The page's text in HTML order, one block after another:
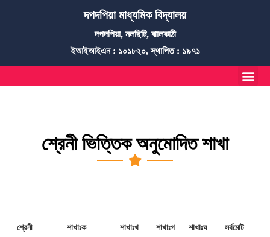
দপদপিয়া মাধ্যমিক বিদ্যালয়
দপদপিয়া, নলছিটি, ঝালকাঠী
ইআইআইএন : ১০১৮২০, স্থাপিত : ১৯৭১
শ্রেনী ভিত্তিক অনুমোদিত শাখা
শ্রেনী শাখাঃক শাখাঃখ শাখাঃগ শাখাঃঘ সর্বমোট